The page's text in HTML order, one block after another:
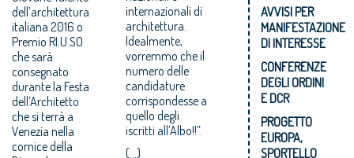
dell’architettura
italiana 2016 o
Premio RI.U.SO
che sarà
consegnato
durante la Festa
dell’Architetto
che si terrà a
Venezia nella
cornice della
internazionali di
architettura.
Idealmente,
vorremmo che il
numero delle
candidature
corrispondesse a
quello degli
iscritti all’Albo!!”.
(...)
AVVISI PER
MANIFESTAZIONE
DI INTERESSE
CONFERENZE
DEGLI ORDINI
E DCR
PROGETTO
EUROPA,
SPORTELLO